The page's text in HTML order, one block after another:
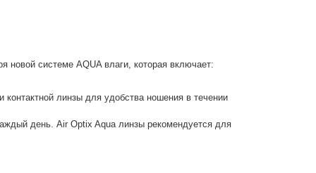
новой системе AQUA влаги, которая включает:
контактной линзы для удобства ношения в течении
день. Air Optix Aqua линзы рекомендуется для